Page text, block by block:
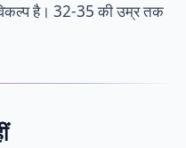
है। 32-35 की उम्र तक